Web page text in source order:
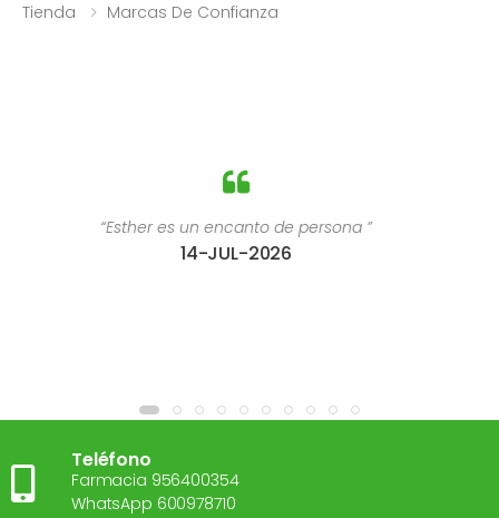
Tienda Marcas De Confianza
“Estoy súper contenta con el
Teléfono
Farmacia 956400354
WhatsApp 600978710